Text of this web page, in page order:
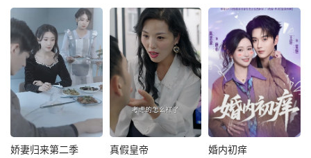
娇妻归来第二季 真假皇帝 婚内初痒